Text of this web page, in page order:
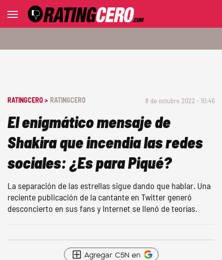
RATINGCERO > RATINGCERO 8 de octubre 2022 - 10:46
El enigmático mensaje de
Shakira que incendia las redes
sociales: ¿Es para Piqué?
La separación de las estrellas sigue dando que hablar. Una
reciente publicación de la cantante en Twitter generó
desconcierto en sus fans y Internet se llenó de teorías.
Agregar C5N en